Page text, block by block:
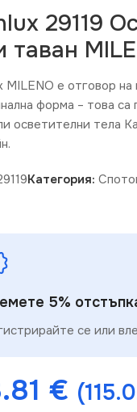
29119
таван
MILENO е отговор
форма – това
осветителни тела
Категория:
5%
се или
€